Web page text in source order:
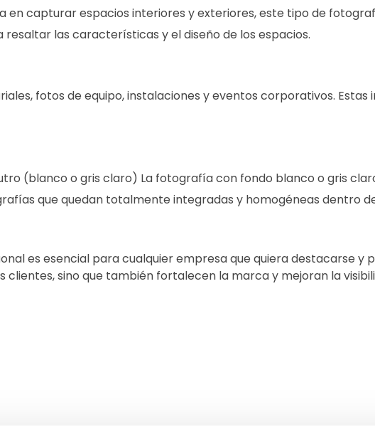
en capturar espacios interiores y exteriores, este tipo de
las características y el diseño de los espacios.
fotos de equipo, instalaciones y eventos corporativos. Estas
(blanco o gris claro) La fotografía con fondo blanco o gris
que quedan totalmente integradas y homogéneas dentro
es esencial para cualquier empresa que quiera destacarse y
clientes, sino que también fortalecen la marca y mejoran la